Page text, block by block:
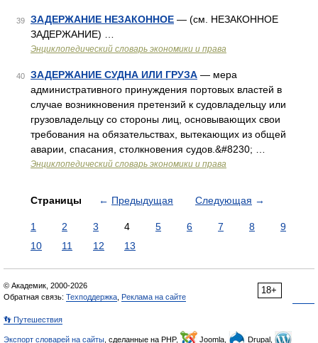
39 ЗАДЕРЖАНИЕ НЕЗАКОННОЕ — (см. НЕЗАКОННОЕ
ЗАДЕРЖАНИЕ) …
Энциклопедический словарь экономики и права
40 ЗАДЕРЖАНИЕ СУДНА ИЛИ ГРУЗА — мера
административного принуждения портовых властей в
случае возникновения претензий к судовладельцу или
грузовладельцу со стороны лиц, основывающих свои
требования на обязательствах, вытекающих из общей
аварии, спасания, столкновения судов.&#8230; …
Энциклопедический словарь экономики и права
Страницы ← Предыдущая Следующая →
1 2 3 4 5 6 7 8
9
10
11 12 13
18+
© Академик, 2000-2026
Обратная связь: Техподдержка Реклама на сайте
👣 Путешествия
Экспорт словарей на сайты , сделанные на PHP, Joomla, Drupal,